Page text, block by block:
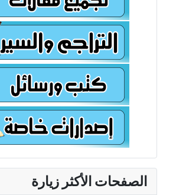
الصفحات الأكثر زيارة